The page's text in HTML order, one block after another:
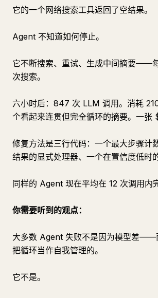
它的一个网络搜索工具返回了空结果。
Agent 不知道如何停止。
它不断搜索、重试、生成中间摘要——
次搜索。
六小时后：847 次 LLM 调用。消耗
个看起来连贯但完全循环的摘要。一张
修复方法是三行代码：一个最大步骤计
结果的显式处理器、一个在置信度低时
同样的 Agent 现在平均在 12 次调用内
你需要听到的观点：
大多数 Agent 失败不是因为模型差——
把循环当作自我管理的。
它不是。